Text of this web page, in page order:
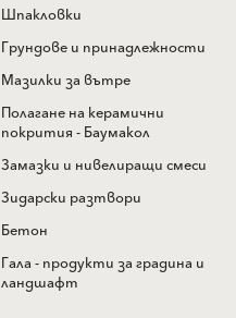
Шпакловки
Грундове и принадлежности
Мазилки за вътре
Полагане на керамични
покрития - Баумакол
Замазки и нивелиращи смеси
Зидарски разтвори
Бетон
Гала - продукти за градина и
ландшафт